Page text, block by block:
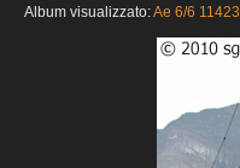
Album visualizzato:Ae 6/6 11423